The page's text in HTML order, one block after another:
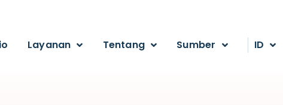
Layanan Tentang Sumber ID